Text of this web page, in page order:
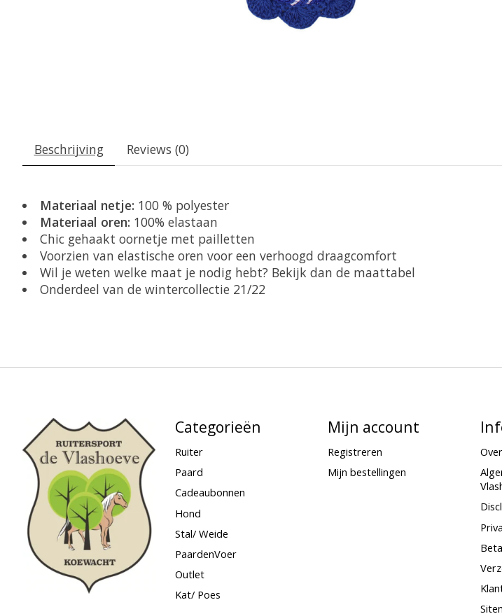
Beschrijving Reviews (0)
Materiaal netje: 100 % polyester
Materiaal oren: 100% elastaan
Chic gehaakt oornetje met pailletten
Voorzien van elastische oren voor een verhoogd draagcomfort
Wil je weten welke maat je nodig hebt? Bekijk dan de maattabel
Onderdeel van de wintercollectie 21/22
Categorieën
Ruiter
Paard
Cadeaubonnen
Hond
Stal/ Weide
PaardenVoer
Outlet
Kat/ Poes
Mijn account
Registreren
Mijn bestellingen